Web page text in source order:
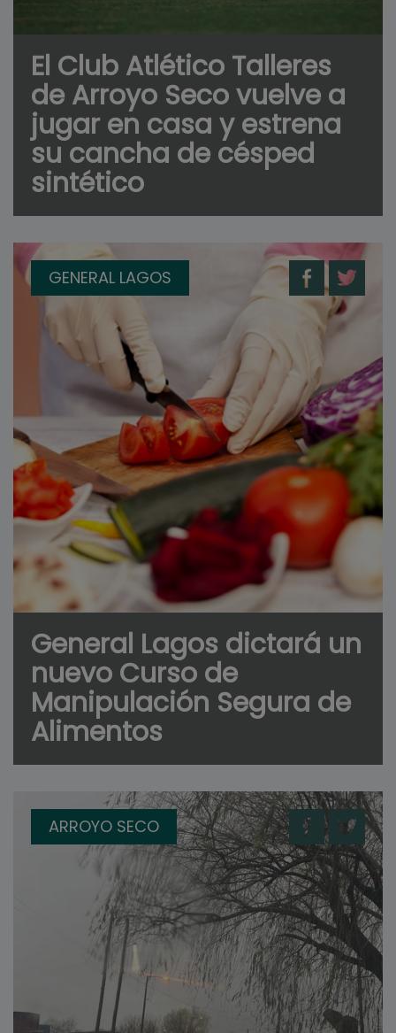
El Club Atlético Talleres
de Arroyo Seco vuelve a
jugar en casa y estrena
su cancha de césped
sintético
GENERAL LAGOS
General Lagos dictará un
nuevo Curso de
Manipulación Segura de
Alimentos
ARROYO SECO